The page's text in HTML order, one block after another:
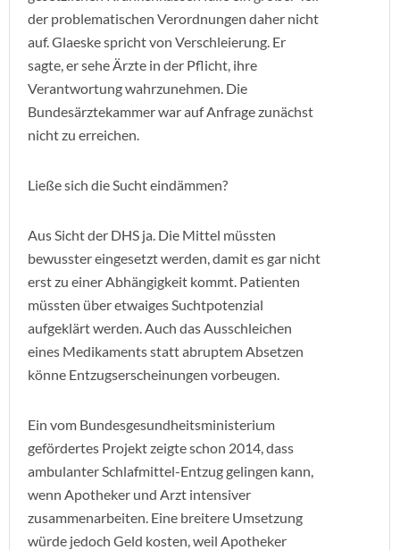
der problematischen Verordnungen daher nicht
auf. Glaeske spricht von Verschleierung. Er
sagte, er sehe Ärzte in der Pflicht, ihre
Verantwortung wahrzunehmen. Die
Bundesärztekammer war auf Anfrage zunächst
nicht zu erreichen.
Ließe sich die Sucht eindämmen?
Aus Sicht der DHS ja. Die Mittel müssten
bewusster eingesetzt werden, damit es gar nicht
erst zu einer Abhängigkeit kommt. Patienten
müssten über etwaiges Suchtpotenzial
aufgeklärt werden. Auch das Ausschleichen
eines Medikaments statt abruptem Absetzen
könne Entzugserscheinungen vorbeugen.
Ein vom Bundesgesundheitsministerium
gefördertes Projekt zeigte schon 2014, dass
ambulanter Schlafmittel-Entzug gelingen kann,
wenn Apotheker und Arzt intensiver
zusammenarbeiten. Eine breitere Umsetzung
würde jedoch Geld kosten, weil Apotheker